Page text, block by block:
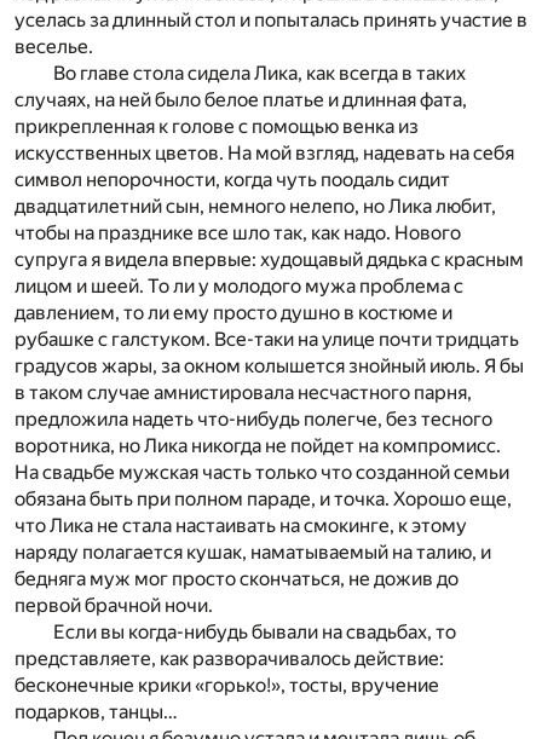
уселась за длинный стол и попыталась принять участие в
веселье.
Во главе стола сидела Лика, как всегда в таких
случаях, на ней было белое платье и длинная фата,
прикрепленная к голове с помощью венка из
искусственных цветов. На мой взгляд, надевать на себя
символ непорочности, когда чуть поодаль сидит
двадцатилетний сын, немного нелепо, но Лика любит,
чтобы на празднике все шло так, как надо. Нового
супруга я видела впервые: худощавый дядька с красным
лицом и шеей. То ли у молодого мужа проблема с
давлением, то ли ему просто душно в костюме и
рубашке с галстуком. Все-таки на улице почти тридцать
градусов жары, за окном колышется знойный июль. Я бы
в таком случае амнистировала несчастного парня,
предложила надеть что-нибудь полегче, без тесного
воротника, но Лика никогда не пойдет на компромисс.
На свадьбе мужская часть только что созданной семьи
обязана быть при полном параде, и точка. Хорошо еще,
что Лика не стала настаивать на смокинге, к этому
наряду полагается кушак, наматываемый на талию, и
бедняга муж мог просто скончаться, не дожив до
первой брачной ночи.
Если вы когда-нибудь бывали на свадьбах, то
представляете, как разворачивалось действие:
бесконечные крики «горько!», тосты, вручение
подарков, танцы…